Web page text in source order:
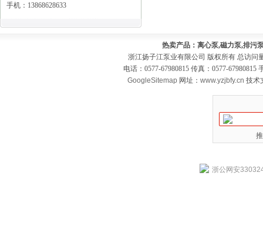
手机：13868628633
热卖产品：离心泵,磁力泵,排污
浙江扬子江泵业有限公司 版权所有 总访问
电话：0577-67980815 传真：0577-
GoogleSitemap 网址： www.yzjbfy.cn 技术
浙公网安